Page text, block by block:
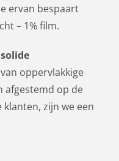
ervan bespaart
– 1% film.
solide
oppervlakkige
afgestemd op de
zijn we een